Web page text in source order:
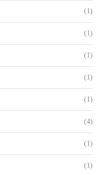
(1)
(1)
(1)
(1)
(1)
(4)
(1)
(1)